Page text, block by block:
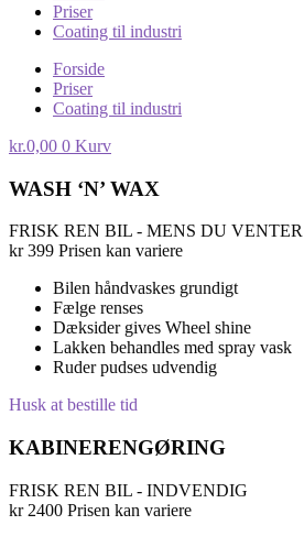
Priser
Coating til industri
Forside
Priser
Coating til industri
kr.0,00 0 Kurv
WASH ‘N’ WAX
FRISK REN BIL - MENS DU VENTER
kr 399 Prisen kan variere
Bilen håndvaskes grundigt
Fælge renses
Dæksider gives Wheel shine
Lakken behandles med spray vask
Ruder pudses udvendig
Husk at bestille tid
KABINERENGØRING
FRISK REN BIL - INDVENDIG
kr 2400 Prisen kan variere